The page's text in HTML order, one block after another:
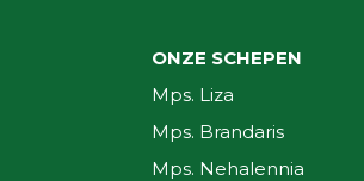
ONZE SCHEPEN
Mps. Liza
Mps. Brandaris
Mps. Nehalennia